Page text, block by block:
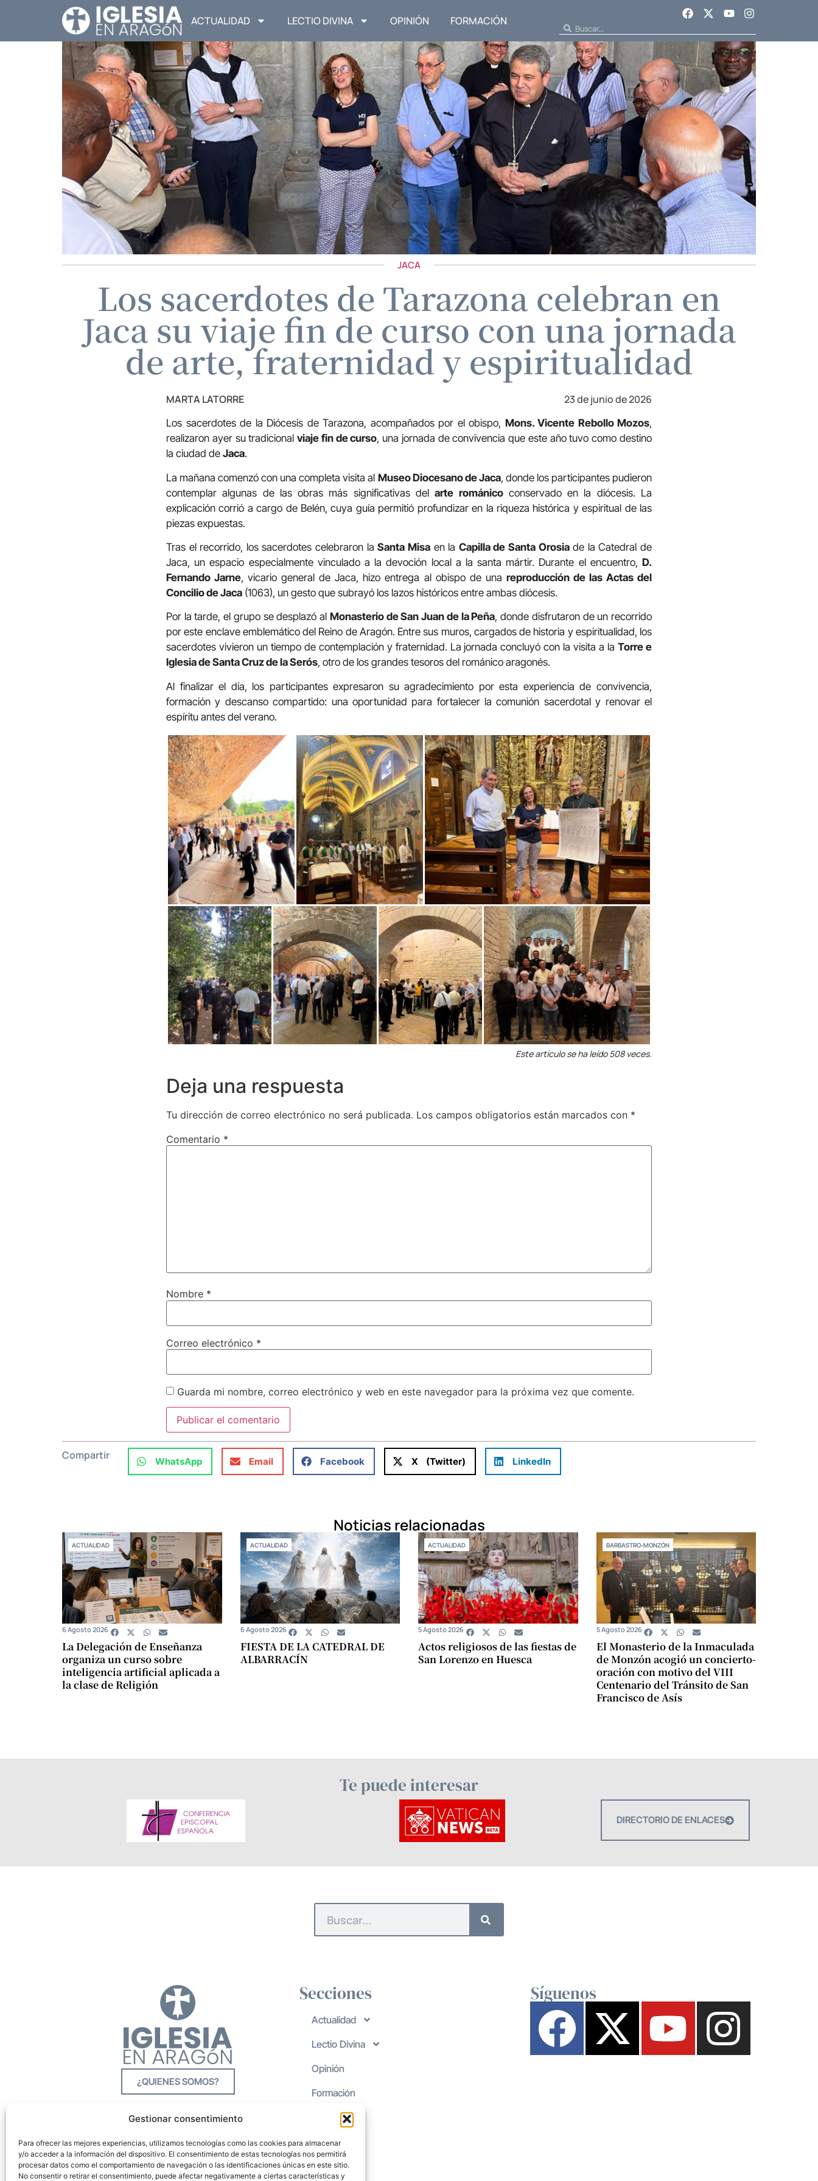
Gestionar consentimiento
Para ofrecer las mejores experiencias, utilizamos tecnologías como las cookies para almacenar
y/o acceder a la información del dispositivo. El consentimiento de estas tecnologías nos permitirá
procesar datos como el comportamiento de navegación o las identificaciones únicas en este sitio.
No consentir o retirar el consentimiento, puede afectar negativamente a ciertas características y
ACTUALIDAD LECTIO DIVINA OPINIÓN FORMACIÓN
JACA
Los sacerdotes de Tarazona celebran en
Jaca su viaje fin de curso con una jornada
de arte, fraternidad y espiritualidad
MARTA LATORRE 23 de junio de 2026
Los sacerdotes de la Diócesis de Tarazona, acompañados por el obispo, Mons. Vicente Rebollo Mozos,
realizaron ayer su tradicionalviaje fin de curso, una jornada de convivencia que este año tuvo como destino
la ciudad de Jaca.
La mañana comenzó con una completa visita al Museo Diocesano de Jaca, donde los participantes pudieron
contemplar algunas de las obras más significativas delarte románicoconservado en la diócesis. La
explicación corrió a cargo de Belén, cuya guía permitió profundizar en la riqueza histórica y espiritual de las
piezas expuestas.
Tras el recorrido, los sacerdotes celebraron laSanta Misaen la Capilla de Santa Orosiade la Catedral de
Jaca, un espacio especialmente vinculado a la devoción local a la santa mártir. Durante el encuentro, D.
Fernando Jarne, vicario general de Jaca, hizo entrega al obispo de una reproducción de las Actas del
Concilio de Jaca (1063), un gesto que subrayó los lazos históricos entre ambas diócesis.
Por la tarde, el grupo se desplazó al Monasterio de San Juan de la Peña, donde disfrutaron de un recorrido
por este enclave emblemático del Reino de Aragón. Entre sus muros, cargados de historia y espiritualidad, los
sacerdotes vivieron un tiempo de contemplación y fraternidad. La jornada concluyó con la visita a laTorre e
Iglesia deSanta Cruz de la Serós, otro de los grandes tesoros del románico aragonés.
Al finalizar el día, los participantes expresaron su agradecimiento por esta experiencia de convivencia,
formación y descanso compartido: una oportunidad para fortalecer la comunión sacerdotal y renovar el
espíritu antes del verano.
Este artículo se ha leído 508 veces.
Deja una respuesta
Tu dirección de correo electrónico no será publicada. Los campos obligatorios están marcados con *
Comentario *
Nombre *
Correo electrónico *
Guarda mi nombre, correo electrónico y web en este navegador para la próxima vez que comente.
Compartir WhatsApp Email Facebook X (Twitter) LinkedIn
Noticias relacionadas
ACTUALIDAD
La Delegación de Enseñanza
organiza un curso sobre
inteligencia artificial aplicada a
la clase de Religión
6 Agosto 2026
ACTUALIDAD
FIESTA DE LA CATEDRAL DE
ALBARRACÍN
6 Agosto 2026
ACTUALIDAD
Actos religiosos de las fiestas de
San Lorenzo en Huesca
5 Agosto 2026
BARBASTRO-MONZÓN
El Monasterio de la Inmaculada
de Monzón acogió un concierto-
oración con motivo del VIII
Centenario del Tránsito de San
Francisco de Asís
5 Agosto 2026
Te puede interesar
DIRECTORIO DE ENLACES
¿QUIENES SOMOS?
Secciones
Actualidad
Lectio Divina
Opinión
Formación
Síguenos